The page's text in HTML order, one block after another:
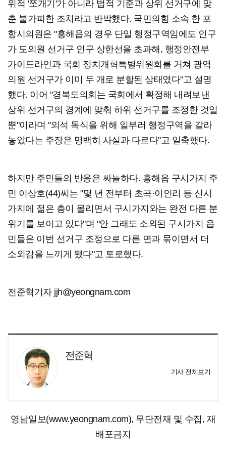
위적 '쪼개기'가 아니라 법적 기준과 상위 선거구에 맞
춘 불가피한 조치라고 반박했다. 국민의힘 소속 한 포
항시의원은 "흥해읍의 경우 단일 행정구역임에도 인구
가 도의원 선거구 인구 상한선을 초과해, 행정안전부
가이드라인과 국회 정치개혁특별위원회를 거쳐 광역
의원 선거구가 이미 두 개로 분할된 상태였다"고 설명
했다. 이어 "경북도의회는 국회에서 확정해 내려보낸
상위 선거구의 경계에 맞춰 하위 선거구를 조정한 것일
뿐"이라며 "의석 독식을 위해 일부러 행정구역을 갈라
놓았다는 주장은 명백히 사실과 다르다"고 일축했다.
하지만 주민들의 반응은 싸늘하다. 흥해읍 구시가지 주
민 이상호(44)씨는 "몇 년 전부터 초곡·이인리 등 신시
가지에 젊은 층이 몰리면서 구시가지와는 완전 다른 분
위기를 보이고 있다"며 "안 그래도 소외된 구시가지 읍
민들은 이번 선거구 조정으로 다른 면과 묶이면서 더
소외감을 느끼게 됐다"고 토로했다.
전준혁기자 jjh@yeongnam.com
전준혁
기사 전체보기
영남일보(www.yeongnam.com), 무단전재 및 수집, 재
배포금지